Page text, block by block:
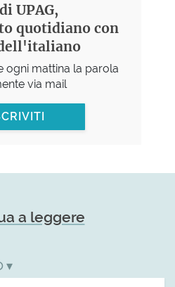
UPAG,
quotidiano con
ogni mattina la parola
via mail
a leggere
▾